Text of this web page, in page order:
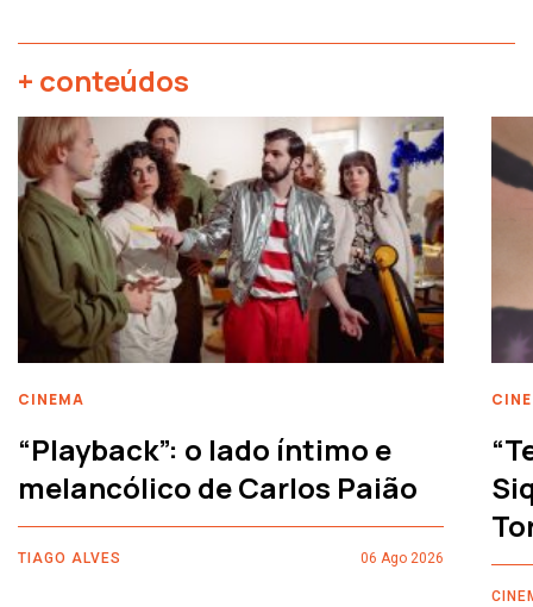
+ conteúdos
CINEMA
“Playback”: o lado íntimo e
melancólico de Carlos Paião
TIAGO ALVES 06 Ago 2026